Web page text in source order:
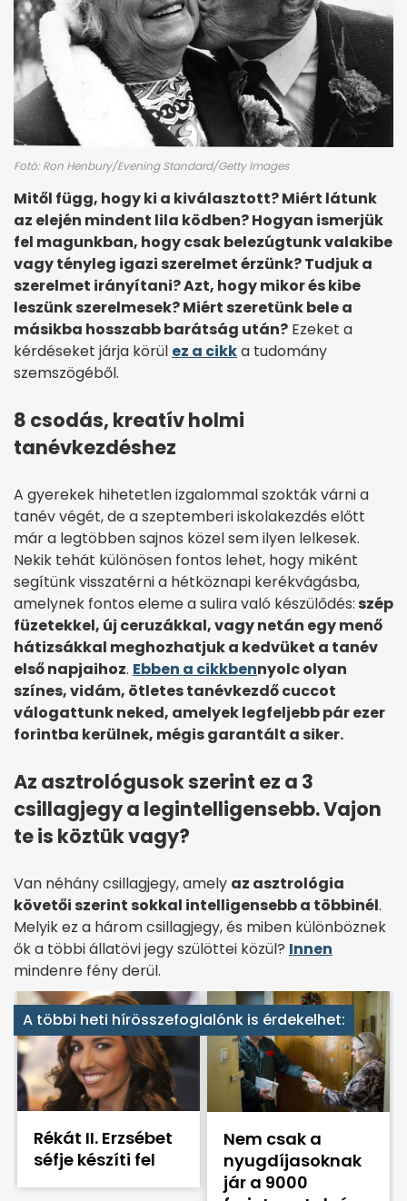
Fotó: Ron Henbury/Evening Standard/Getty Images
Mitől függ, hogy ki a kiválasztott? Miért látunk
az elején mindent lila ködben? Hogyan ismerjük
fel magunkban, hogy csak belezúgtunk valakibe
vagy tényleg igazi szerelmet érzünk? Tudjuk a
szerelmet irányítani? Azt, hogy mikor és kibe
leszünk szerelmesek? Miért szeretünk bele a
másikba hosszabb barátság után? Ezeket a
kérdéseket járja körül ez a cikka tudomány
szemszögéből.
8 csodás, kreatív holmi
tanévkezdéshez
A gyerekek hihetetlen izgalommal szokták várni a
tanév végét, de a szeptemberi iskolakezdés előtt
már a legtöbben sajnos közel sem ilyen lelkesek.
Nekik tehát különösen fontos lehet, hogy miként
segítünk visszatérni a hétköznapi kerékvágásba,
amelynek fontos eleme a sulira való készülődés: szép
füzetekkel, új ceruzákkal, vagy netán egy menő
hátizsákkal meghozhatjuk a kedvüket a tanév
első napjaihoz. Ebben a cikkbennyolc olyan
színes, vidám, ötletes tanévkezdő cuccot
válogattunk neked, amelyek legfeljebb pár ezer
forintba kerülnek, mégis garantált a siker.
Az asztrológusok szerint ez a 3
csillagjegy a legintelligensebb. Vajon
te is köztük vagy?
Van néhány csillagjegy, amely az asztrológia
követői szerint sokkal intelligensebb a többinél.
Melyik ez a három csillagjegy, és miben különböznek
ők a többi állatövi jegy szülöttei közül? Innen
mindenre fény derül.
A többi heti hírösszefoglalónk is érdekelhet:
Rékát II. Erzsébet
séfje készíti fel
Nem csak a
nyugdíjasoknak
jár a 9000